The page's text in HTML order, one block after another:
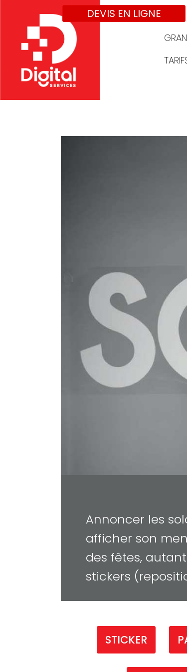
DEVIS EN LIGNE
Annoncer les
afficher son
des fêtes,
stickers
STICKER